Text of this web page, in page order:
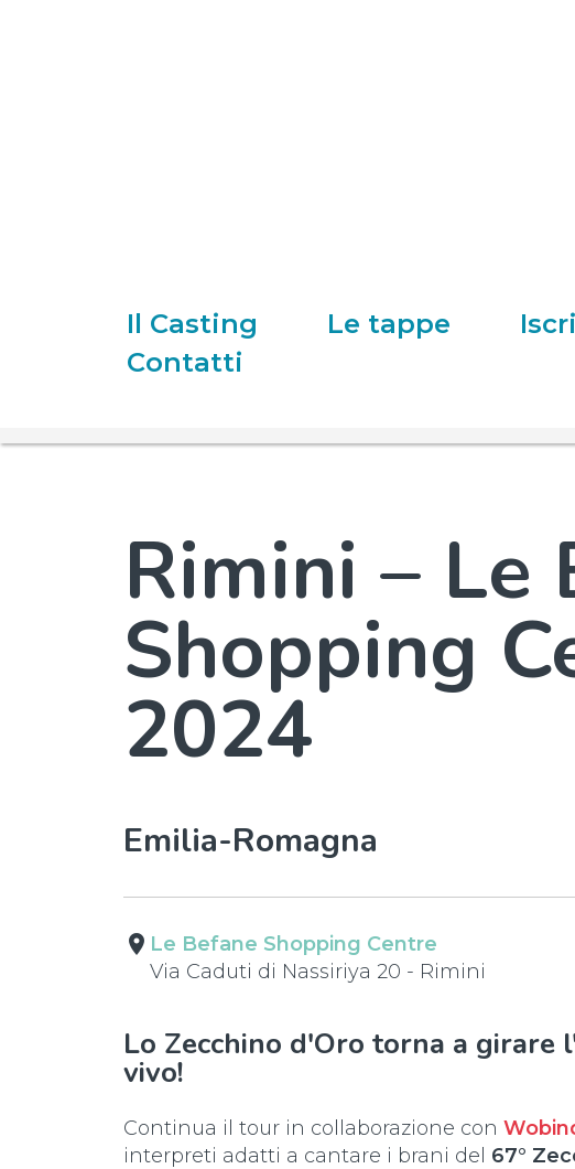
Il Casting Le tappe
Contatti
Rimini – Le
Shopping
2024
Emilia-Romagna
place Le Befane Shopping Centre
Via Caduti di Nassiriya 20 - Rimini
Lo Zecchino d'Oro torna a
vivo!
Continua il tour in collaborazione con
interpreti adatti a cantare i brani del 67°